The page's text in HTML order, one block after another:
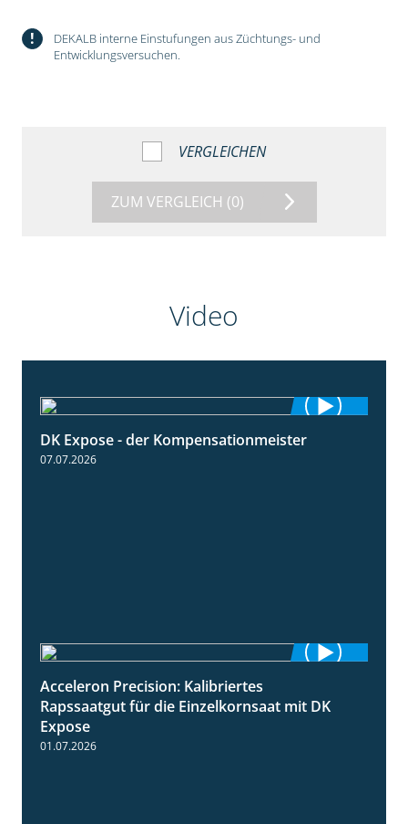
!
DEKALB interne Einstufungen aus Züchtungs- und
Entwicklungsversuchen.
VERGLEICHEN
ZUM VERGLEICH (0)
Video
DK Expose - der Kompensationmeister
07.07.2026
Acceleron Precision: Kalibriertes
Rapssaatgut für die Einzelkornsaat mit DK
Expose
01.07.2026